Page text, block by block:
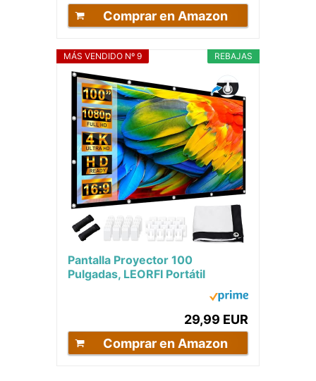
Comprar en Amazon
REBAJAS
MÁS VENDIDO Nº 9
Pantalla Proyector 100
Pulgadas, LEORFI Portátil
Pantalla Proyector Soporte 16:9
29,99 EUR
Comprar en Amazon